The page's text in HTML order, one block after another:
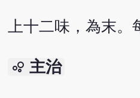
上十二味，為末。
bubble_chart 主治